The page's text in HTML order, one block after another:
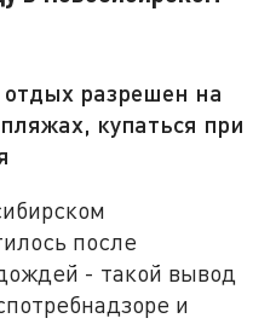
разрешен на
купаться при
после
- такой вывод
и